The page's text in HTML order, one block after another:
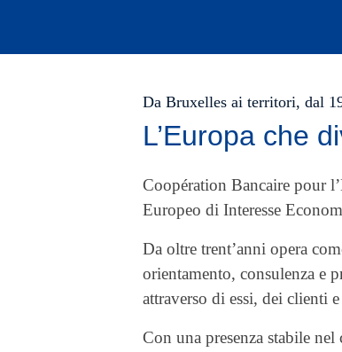
Da Bruxelles ai territori, dal
L’Europa che
Coopération Bancaire pour
Europeo di Interesse
Da oltre trent’anni opera
orientamento, consulenza e
attraverso di essi, dei clienti
Con una presenza stabile